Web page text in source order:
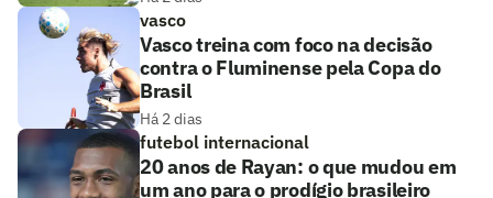
vasco
Vasco treina com foco na decisão
contra o Fluminense pela Copa do
Brasil
Há 2 dias
futebol internacional
20 anos de Rayan: o que mudou em
um ano para o prodígio brasileiro